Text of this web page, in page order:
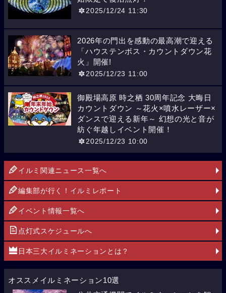
2025/12/24 11:30
2026年の門出を感動の最高潮で迎える
「ハウステンボス・カウントダウン花
火」開催!
2025/12/23 11:00
御殿場高原 時之栖 30周年記念 大晦日
カウントダウン ～花火×噴水レーザー×
ダンスで迎える新年～ 幻想の光と音が
紡ぐ年越しイベント開催！
2025/12/23 10:00
イルミ関連ニュース一覧へ
編集部が行く！イルミレポート
イベント情報一覧へ
点灯式スケジュールへ
日本三大イルミネーションとは？
オススメイルミネーション10選